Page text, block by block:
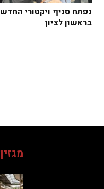
נפתח סניף ויקטורי החדש
בראשון לציון
מגזין